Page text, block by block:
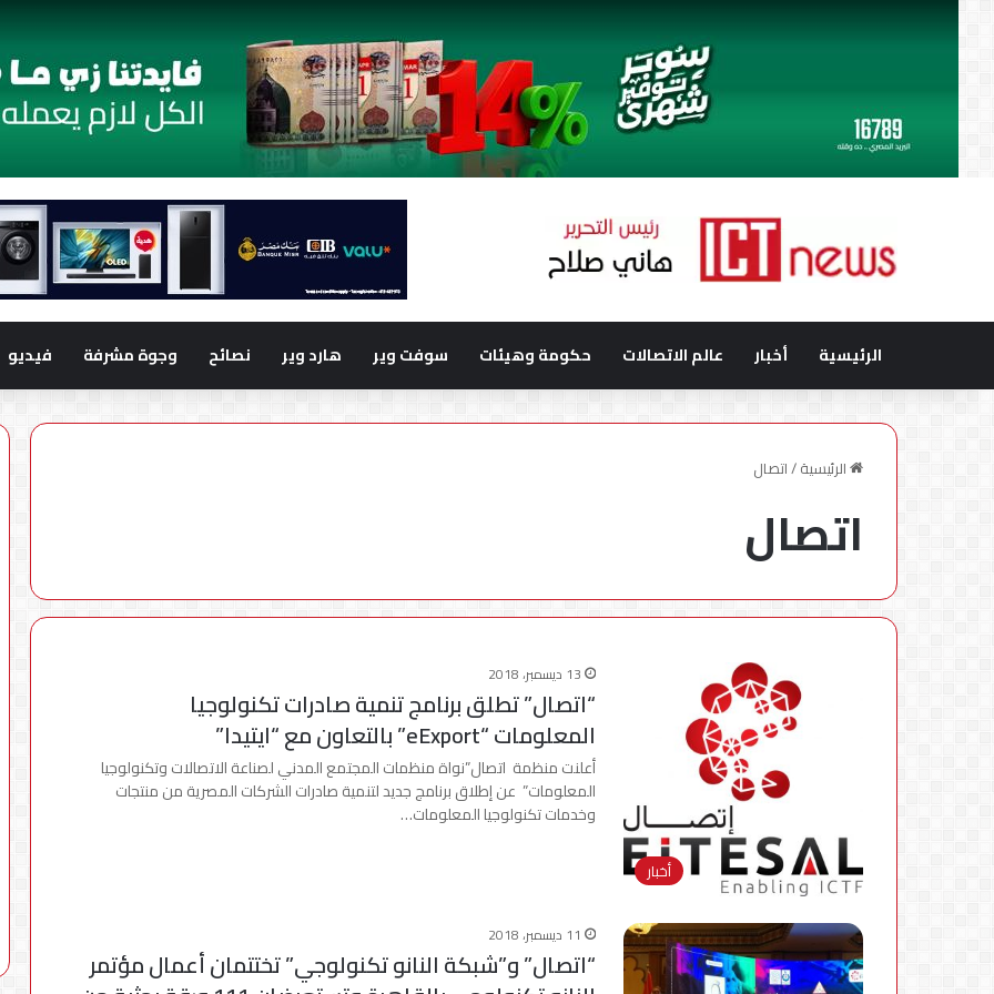
الرئيسية أخبار عالم الاتصالات حكومة وهيئات سوفت وير هارد وير نصائح وجوة مشرفة فيديو
الرئيسية/اتصال
اتصال
أخبار
13 ديسمبر، 2018
“اتصال” تطلق برنامج تنمية صادرات تكنولوجيا
المعلومات “eExport” بالتعاون مع “ايتيدا”
أعلنت منظمة اتصال”نواة منظمات المجتمع المدني لصناعة الاتصالات وتكنولوجيا
المعلومات” عن إطلاق برنامج جديد لتنمية صادرات الشركات المصرية من منتجات
وخدمات تكنولوجيا المعلومات…
11 ديسمبر، 2018
“اتصال” و”شبكة النانو تكنولوجي” تختتمان أعمال مؤتمر